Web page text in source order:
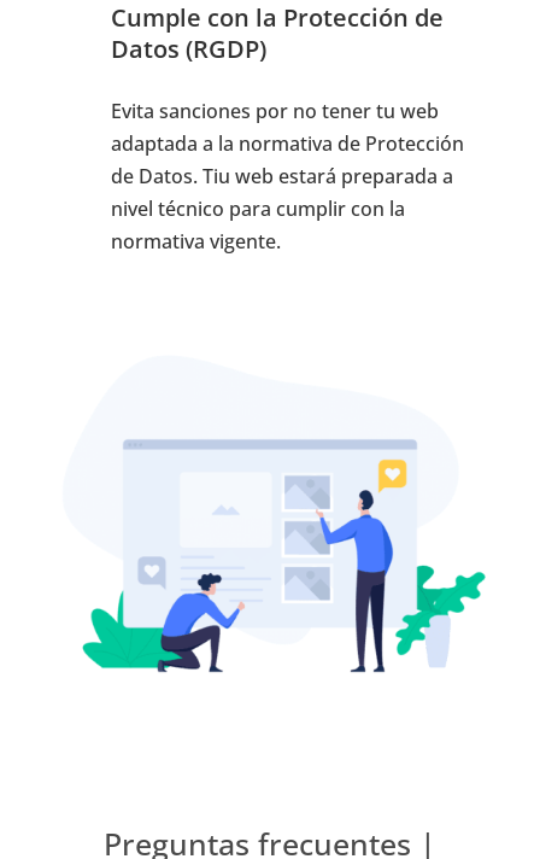
Cumple con la Protección de
Datos (RGDP)
Evita sanciones por no tener tu web
adaptada a la normativa de Protección
de Datos. Tiu web estará preparada a
nivel técnico para cumplir con la
normativa vigente.
Preguntas frecuentes |